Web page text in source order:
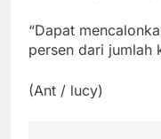
“Dapat
persen dari jumlah
(Ant / lucy)